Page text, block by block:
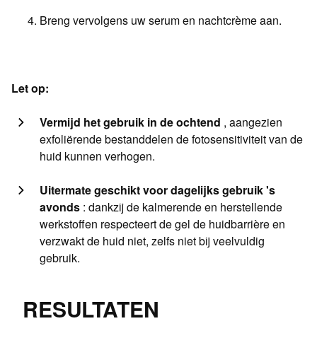
Breng vervolgens uw serum en nachtcrème aan.
Let op:
Vermijd het gebruik in de ochtend , aangezien
exfoliërende bestanddelen de fotosensitiviteit van de
huid kunnen verhogen.
Uitermate geschikt voor dagelijks gebruik 's
avonds : dankzij de kalmerende en herstellende
werkstoffen respecteert de gel de huidbarrière en
verzwakt de huid niet, zelfs niet bij veelvuldig
gebruik.
RESULTATEN